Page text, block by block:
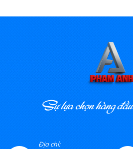
kiểm chứng, đảm bảo kết
12
Sự lựa chọn hàng
Địa chỉ: